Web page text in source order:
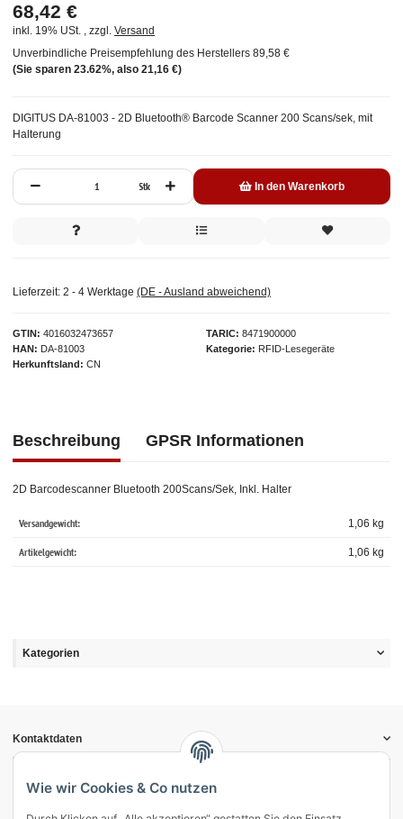
Wie wir Cookies & Co nutzen
GTIN 4016032473657
HAN
DA-81003
Herkunftsland
CN
TARIC
8471900000
Kategorie
RFID-Lesegeräte
DIGITUS DA-81003 - 2D Bluetooth® Barcode Scanner 200 Scans/sek, mit
Halterung
68,42 €
inkl. 19% USt. , zzgl. Versand
Unverbindliche Preisempfehlung des Herstellers 89,58 €
(Sie sparen 23.62%, also 21,16 €)
Stk In den Warenkorb
Lieferzeit: 2 - 4 Werktage (DE - Ausland abweichend)
Beschreibung GPSR Informationen
2D Barcodescanner Bluetooth 200Scans/Sek, Inkl. Halter
Versandgewicht: 1,06 kg
Artikelgewicht: 1,06 kg
Kategorien
Kontaktdaten
Informationen
Gesetzliche Informationen